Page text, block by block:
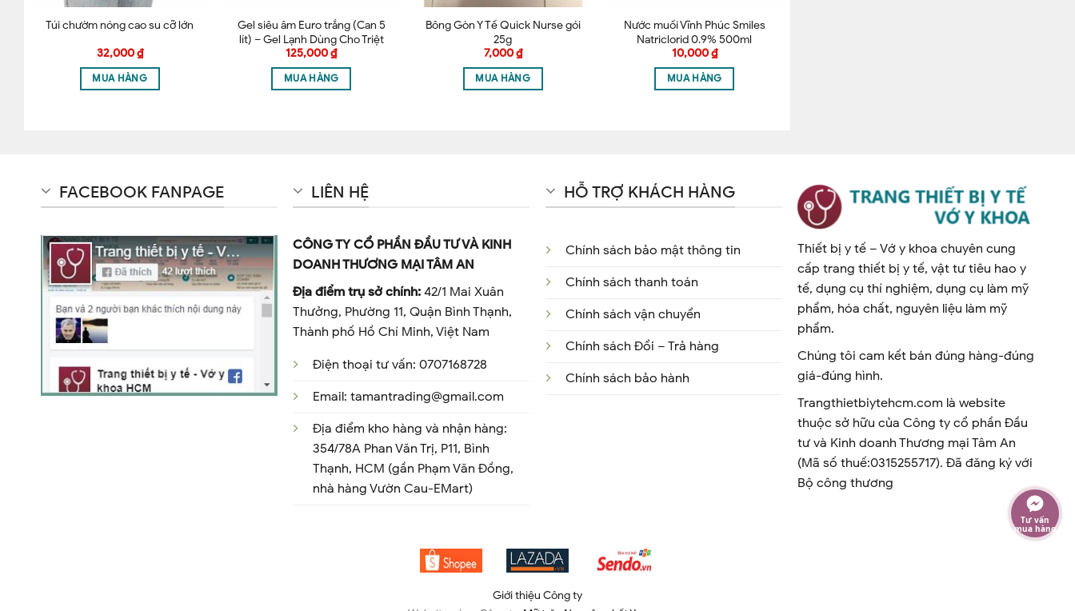
Túi chườm nóng cao su cỡ lớn
32,000₫
MUA HÀNG
Gel siêu âm Euro trắng (Can 5
lít) – Gel Lạnh Dùng Cho Triệt
Lông, Siêu Âm
125,000₫
MUA HÀNG
Bông Gòn Y Tế Quick Nurse gói
25g
7,000₫
MUA HÀNG
Nước muối Vĩnh Phúc Smiles
Natriclorid 0.9% 500ml
10,000₫
MUA HÀNG
FACEBOOK FANPAGE LIÊN HỆ
CÔNG TY CỔ PHẦN ĐẦU TƯ VÀ KINH
DOANH THƯƠNG MẠI TÂM AN
Địa điểm trụ sở chính: 42/1 Mai Xuân
Thưởng, Phường 11, Quận Bình Thạnh,
Thành phố Hồ Chí Minh, Việt Nam
Điện thoại tư vấn: 0707168728
Email: tamantrading@gmail.com
Địa điểm kho hàng và nhận hàng:
354/78A Phan Văn Trị, P11, Bình
Thạnh, HCM (gần Phạm Văn Đồng,
nhà hàng Vườn Cau-EMart)
HỖ TRỢ KHÁCH HÀNG
Chính sách bảo mật thông tin
Chính sách thanh toán
Chính sách vận chuyển
Chính sách Đổi – Trả hàng
Chính sách bảo hành
Thiết bị y tế – Vớ y khoa chuyên cung
cấp trang thiết bị y tế, vật tư tiêu hao y
tế, dụng cụ thí nghiệm, dụng cụ làm mỹ
phẩm, hóa chất, nguyên liệu làm mỹ
phẩm.
Chúng tôi cam kết bán đúng hàng-đúng
giá-đúng hình.
Trangthietbiytehcm.com là website
thuộc sở hữu của Công ty cổ phần Đầu
tư và Kinh doanh Thương mại Tâm An
(Mã số thuế:0315255717). Đã đăng ký với
Bộ công thương
Giới thiệu Công ty
Tư vấn
mua hàng